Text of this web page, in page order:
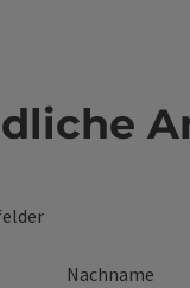
Nachname